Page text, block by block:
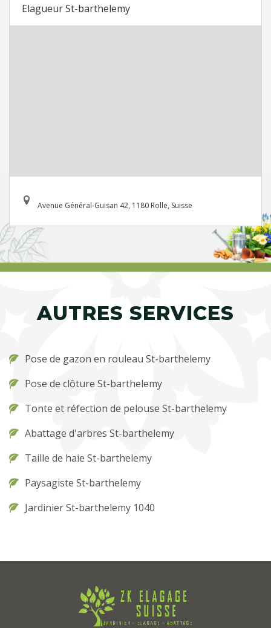
Elagueur St-barthelemy
Avenue Général-Guisan 42, 1180 Rolle, Suisse
AUTRES SERVICES
Pose de gazon en rouleau St-barthelemy
Pose de clôture St-barthelemy
Tonte et réfection de pelouse St-barthelemy
Abattage d'arbres St-barthelemy
Taille de haie St-barthelemy
Paysagiste St-barthelemy
Jardinier St-barthelemy 1040